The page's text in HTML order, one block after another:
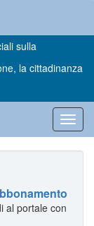
sulla
la cittadinanza
al portale con